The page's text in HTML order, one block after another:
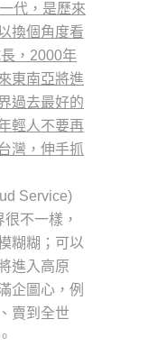
代，是歷來
換個角度看
，2000年
東南亞將進
過去最好的
輕人不要再
灣， 伸手抓
Service)
不一樣，
糊糊；可以
進入高原
企圖心， 例
賣到全世